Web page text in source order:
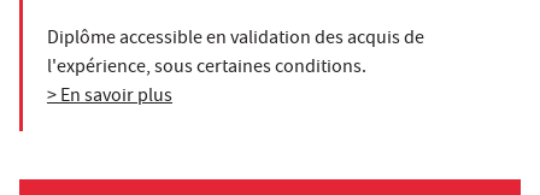
Diplôme accessible en validation des acquis de
l'expérience, sous certaines conditions.
> En savoir plus